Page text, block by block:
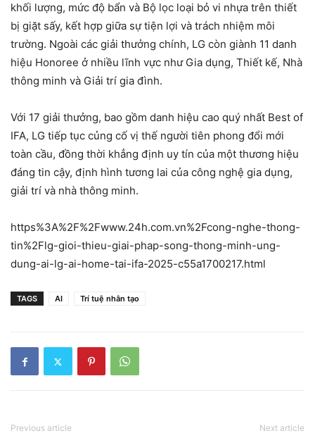
khối lượng, mức độ bẩn và Bộ lọc loại bỏ vi nhựa trên thiết
bị giặt sấy, kết hợp giữa sự tiện lợi và trách nhiệm môi
trường. Ngoài các giải thưởng chính, LG còn giành 11 danh
hiệu Honoree ở nhiều lĩnh vực như Gia dụng, Thiết kế, Nhà
thông minh và Giải trí gia đình.
Với 17 giải thưởng, bao gồm danh hiệu cao quý nhất Best of
IFA, LG tiếp tục củng cố vị thế người tiên phong đổi mới
toàn cầu, đồng thời khẳng định uy tín của một thương hiệu
đáng tin cậy, định hình tương lai của công nghệ gia dụng,
giải trí và nhà thông minh.
https%3A%2F%2Fwww.24h.com.vn%2Fcong-nghe-thong-
tin%2Flg-gioi-thieu-giai-phap-song-thong-minh-ung-
dung-ai-lg-ai-home-tai-ifa-2025-c55a1700217.html
TAGS AI Trí tuệ nhân tạo
Previous article Next article